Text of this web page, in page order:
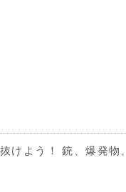
けよう！ 銃、爆発